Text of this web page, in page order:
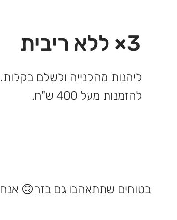
3× ללא ריבית
להזמנות מעל 400 ש"ח.